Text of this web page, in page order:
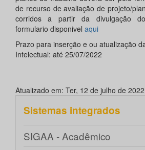
de recurso de avaliação de projeto/
corridos a partir da divulgação
formulario disponivel aqui
Prazo para inserção e ou atualização
Intelectual: até 25/07/2022
Atualizado em: Ter, 12 de julho de
Sistemas integrados
SIGAA - Acadêmico